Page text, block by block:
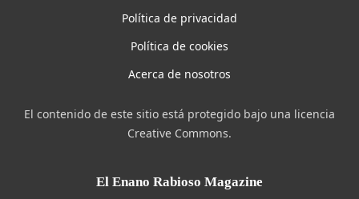
Política de privacidad
Política de cookies
Acerca de nosotros
El contenido de este sitio está protegido bajo una licencia
Creative Commons.
El Enano Rabioso Magazine